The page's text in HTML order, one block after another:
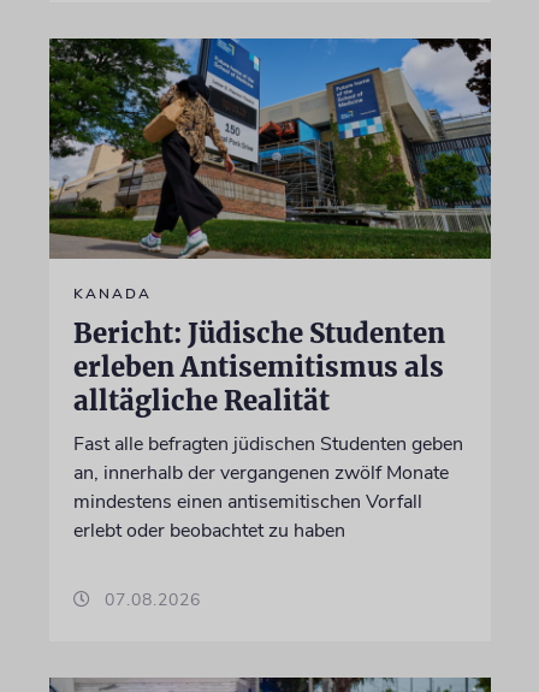
KANADA
Bericht: Jüdische Studenten
erleben Antisemitismus als
alltägliche Realität
Fast alle befragten jüdischen Studenten geben
an, innerhalb der vergangenen zwölf Monate
mindestens einen antisemitischen Vorfall
erlebt oder beobachtet zu haben
07.08.2026